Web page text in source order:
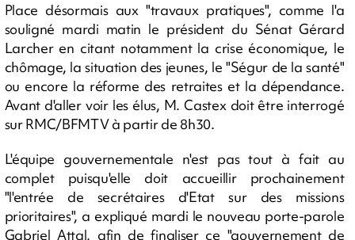
Place désormais aux "travaux pratiques", comme l'a
souligné mardi matin le président du Sénat Gérard
Larcher en citant notamment la crise économique, le
chômage, la situation des jeunes, le "Ségur de la santé"
ou encore la réforme des retraites et la dépendance.
Avant d'aller voir les élus, M. Castex doit être interrogé
sur RMC/BFMTV à partir de 8h30.
L'équipe gouvernementale n'est pas tout à fait au
complet puisqu'elle doit accueillir prochainement
"l'entrée de secrétaires d'Etat sur des missions
prioritaires", a expliqué mardi le nouveau porte-parole
Gabriel Attal, afin de finaliser ce "gouvernement de